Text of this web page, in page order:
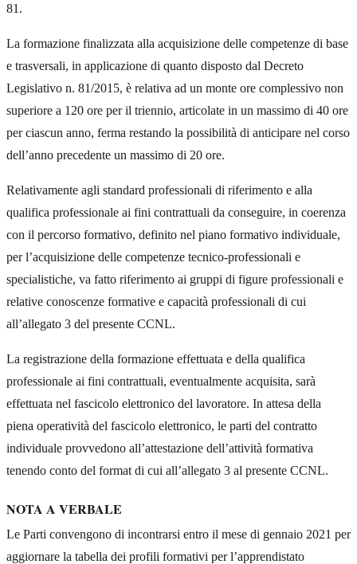
81.
La formazione finalizzata alla acquisizione delle competenze di base
e trasversali, in applicazione di quanto disposto dal Decreto
Legislativo n. 81/2015, è relativa ad un monte ore complessivo non
superiore a 120 ore per il triennio, articolate in un massimo di 40 ore
per ciascun anno, ferma restando la possibilità di anticipare nel corso
dell’anno precedente un massimo di 20 ore.
Relativamente agli standard professionali di riferimento e alla
qualifica professionale ai fini contrattuali da conseguire, in coerenza
con il percorso formativo, definito nel piano formativo individuale,
per l’acquisizione delle competenze tecnico-professionali e
specialistiche, va fatto riferimento ai gruppi di figure professionali e
relative conoscenze formative e capacità professionali di cui
all’allegato 3 del presente CCNL.
La registrazione della formazione effettuata e della qualifica
professionale ai fini contrattuali, eventualmente acquisita, sarà
effettuata nel fascicolo elettronico del lavoratore. In attesa della
piena operatività del fascicolo elettronico, le parti del contratto
individuale provvedono all’attestazione dell’attività formativa
tenendo conto del format di cui all’allegato 3 al presente CCNL.
NOTA A VERBALE
Le Parti convengono di incontrarsi entro il mese di gennaio 2021 per
aggiornare la tabella dei profili formativi per l’apprendistato